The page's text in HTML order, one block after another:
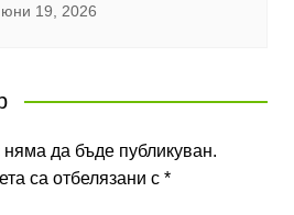
юни 19, 2026
да бъде публикуван.
са отбелязани с *